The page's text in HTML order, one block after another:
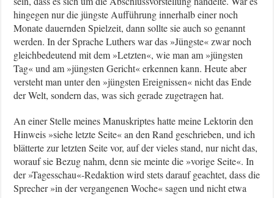
hingegen nur die jüngste Aufführung innerhalb einer noch
Monate dauernden Spielzeit, dann sollte sie auch so genannt
werden. In der Sprache Luthers war das »Jüngste« zwar noch
gleichbedeutend mit dem »Letzten«, wie man am »jüngsten
Tag« und am »jüngsten Gericht« erkennen kann. Heute aber
versteht man unter den »jüngsten Ereignissen« nicht das Ende
der Welt, sondern das, was sich gerade zugetragen hat.
An einer Stelle meines Manuskriptes hatte meine Lektorin den
Hinweis »siehe letzte Seite« an den Rand geschrieben, und ich
blätterte zur letzten Seite vor, auf der vieles stand, nur nicht das,
worauf sie Bezug nahm, denn sie meinte die »vorige Seite«. In
der »Tagesschau«-Redaktion wird stets darauf geachtet, dass die
Sprecher »in der vergangenen Woche« sagen und nicht etwa